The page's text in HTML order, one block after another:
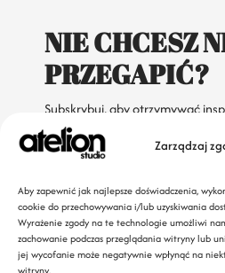
Zarządzaj
Aby zapewnić jak najlepsze doświadczenia,
cookie do przechowywania i/lub uzyskiwania
Wyrażenie zgody na te technologie umożliwi
zachowanie podczas przeglądania witryny lub
jej wycofanie może negatywnie wpłynąć na
NIE CHCESZ
PRZEGAPIĆ?
Subskrybuj, aby otrzymywać
aktualności o projektach i
Dołącz do naszego
Rejestrując się potwierdzasz